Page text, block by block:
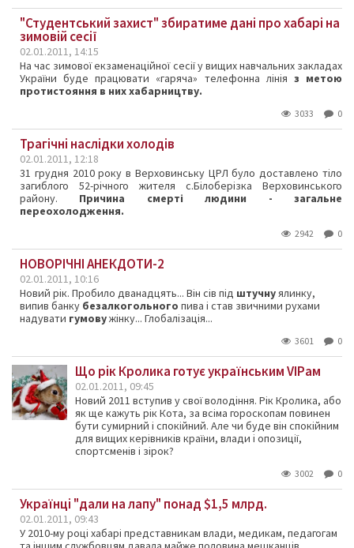
"Студентський захист" збиратиме дані про хабарі на
зимовій сесії
02.01.2011, 14:15
На час зимової екзаменаційної сесії у вищих навчальних закладах
України буде працювати «гаряча» телефонна лінія з метою
протистояння в них хабарництву.
3033 0
Трагічні наслідки холодів
02.01.2011, 12:18
31 грудня 2010 року в Верховинську ЦРЛ було доставлено тіло
загиблого 52-річного жителя с.Білоберізка Верховинського
району. Причина смерті людини - загальне
переохолодження.
2942 0
НОВОРІЧНІ АНЕКДОТИ-2
02.01.2011, 10:16
Новий рік. Пробило дванадцять... Він сів під штучнуялинку,
випив банку безалкогольного пива і став звичними рухами
надувати гумовужінку... Глобалізація...
3601 0
Що рік Кролика готує українським VIPам
02.01.2011, 09:45
Новий 2011 вступив у свої володіння. Рік Кролика, або
як ще кажуть рік Кота, за всіма гороскопам повинен
бути сумирний і спокійний. Але чи буде він спокійним
для вищих керівників країни, влади і опозиції,
спортсменів і зірок?
3002 0
Українці "дали на лапу" понад $1,5 млрд.
02.01.2011, 09:43
У 2010-му році хабарі представникам влади, медикам, педагогам